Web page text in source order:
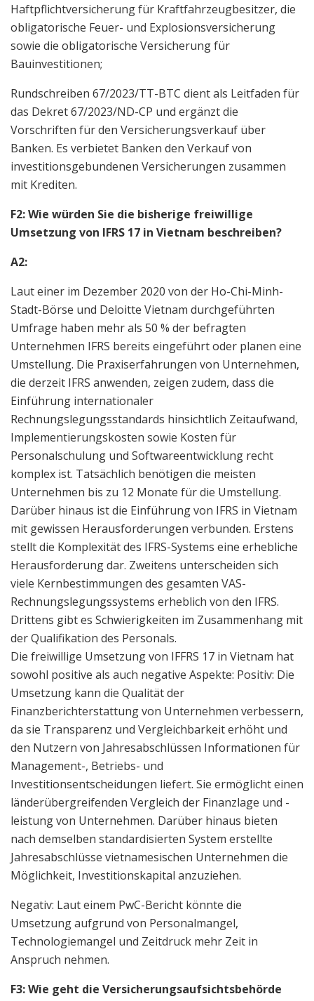
Haftpflichtversicherung für Kraftfahrzeugbesitzer, die
obligatorische Feuer- und Explosionsversicherung
sowie die obligatorische Versicherung für
Bauinvestitionen;
Rundschreiben 67/2023/TT-BTC dient als Leitfaden für
das Dekret 67/2023/ND-CP und ergänzt die
Vorschriften für den Versicherungsverkauf über
Banken. Es verbietet Banken den Verkauf von
investitionsgebundenen Versicherungen zusammen
mit Krediten.
F2: Wie würden Sie die bisherige freiwillige
Umsetzung von IFRS 17 in Vietnam beschreiben?
A2:
Laut einer im Dezember 2020 von der Ho-Chi-Minh-
Stadt-Börse und Deloitte Vietnam durchgeführten
Umfrage haben mehr als 50 % der befragten
Unternehmen IFRS bereits eingeführt oder planen eine
Umstellung. Die Praxiserfahrungen von Unternehmen,
die derzeit IFRS anwenden, zeigen zudem, dass die
Einführung internationaler
Rechnungslegungsstandards hinsichtlich Zeitaufwand,
Implementierungskosten sowie Kosten für
Personalschulung und Softwareentwicklung recht
komplex ist. Tatsächlich benötigen die meisten
Unternehmen bis zu 12 Monate für die Umstellung.
Darüber hinaus ist die Einführung von IFRS in Vietnam
mit gewissen Herausforderungen verbunden. Erstens
stellt die Komplexität des IFRS-Systems eine erhebliche
Herausforderung dar. Zweitens unterscheiden sich
viele Kernbestimmungen des gesamten VAS-
Rechnungslegungssystems erheblich von den IFRS.
Drittens gibt es Schwierigkeiten im Zusammenhang mit
der Qualifikation des Personals.
Die freiwillige Umsetzung von IFFRS 17 in Vietnam hat
sowohl positive als auch negative Aspekte: Positiv: Die
Umsetzung kann die Qualität der
Finanzberichterstattung von Unternehmen verbessern,
da sie Transparenz und Vergleichbarkeit erhöht und
den Nutzern von Jahresabschlüssen Informationen für
Management-, Betriebs- und
Investitionsentscheidungen liefert. Sie ermöglicht einen
länderübergreifenden Vergleich der Finanzlage und -
leistung von Unternehmen. Darüber hinaus bieten
nach demselben standardisierten System erstellte
Jahresabschlüsse vietnamesischen Unternehmen die
Möglichkeit, Investitionskapital anzuziehen.
Negativ: Laut einem PwC-Bericht könnte die
Umsetzung aufgrund von Personalmangel,
Technologiemangel und Zeitdruck mehr Zeit in
Anspruch nehmen.
F3: Wie geht die Versicherungsaufsichtsbehörde